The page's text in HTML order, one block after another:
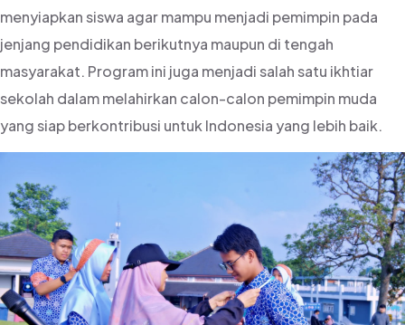
menyiapkan siswa agar mampu menjadi pemimpin pada
jenjang pendidikan berikutnya maupun di tengah
masyarakat. Program ini juga menjadi salah satu ikhtiar
sekolah dalam melahirkan calon-calon pemimpin muda
yang siap berkontribusi untuk Indonesia yang lebih baik.